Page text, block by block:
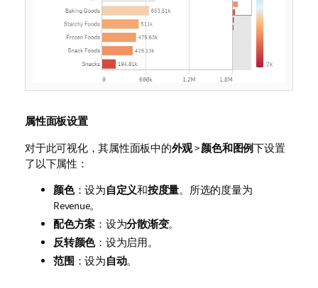
属性面板设置
对于此可视化，其属性面板中的外观>颜色和图例下设置
了以下属性：
颜色：设为自定义和按度量。所选的度量为
Revenue。
配色方案 ：设为分散渐变。
反转颜色：设为启用。
范围 ：设为自动。